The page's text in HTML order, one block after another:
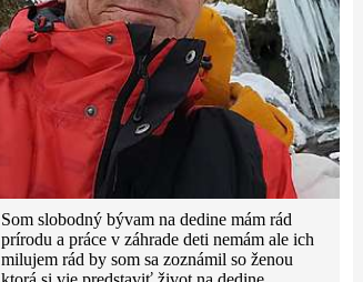
Som slobodný bývam na dedine mám rád
prírodu a práce v záhrade deti nemám ale ich
milujem rád by som sa zoznámil so ženou